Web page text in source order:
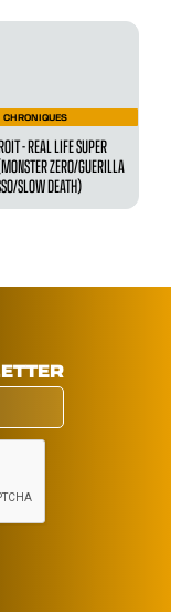
CHRONIQUES
- ‍REAL LIFE SUPER
ZERO/GUERILLA
SLOW DEATH)